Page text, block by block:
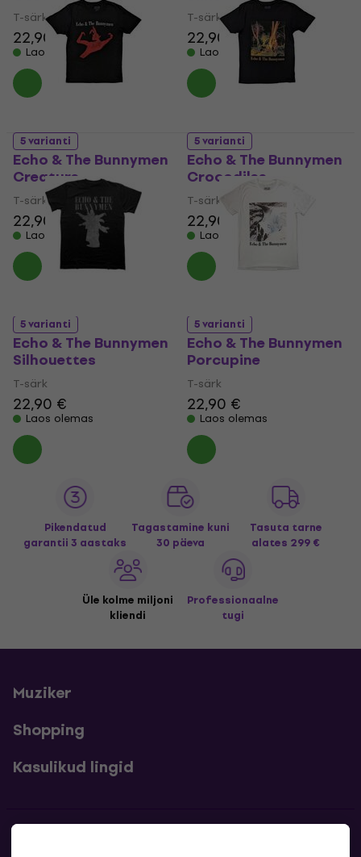
T-särk
22,90 €
Laos olemas
T-särk
22,90 €
Laos olemas
5 varianti
Echo & The Bunnymen
Creature
T-särk
22,90 €
Laos olemas
5 varianti
Echo & The Bunnymen
Crocodiles
T-särk
22,90 €
Laos olemas
5 varianti
Echo & The Bunnymen
Silhouettes
T-särk
22,90 €
Laos olemas
5 varianti
Echo & The Bunnymen
Porcupine
T-särk
22,90 €
Laos olemas
Pikendatud
garantii 3 aastaks
Tagastamine kuni
30 päeva
Tasuta tarne
alates 299 €
Üle kolme miljoni
kliendi
Professionaalne
tugi
Muziker
Shopping
Kasulikud lingid